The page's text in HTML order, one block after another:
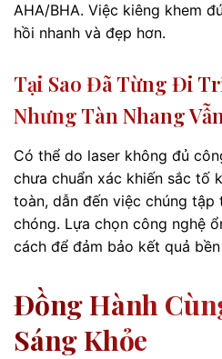
AHA/BHA. Việc kiêng khem
hồi nhanh và đẹp hơn.
Tại Sao Đã Từng Đi
Nhưng Tàn Nhang
Có thể do laser không đủ
chưa chuẩn xác khiến sắc tố
toàn, dẫn đến việc chúng tập
chóng. Lựa chọn công nghệ
cách để đảm bảo kết quả
Đồng Hành
Sáng Khỏe